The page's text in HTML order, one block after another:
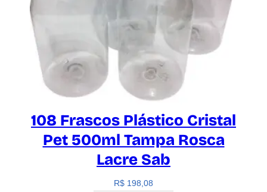
108 Frascos Plástico Cristal
Pet 500ml Tampa Rosca
Lacre Sab
R$ 198,08